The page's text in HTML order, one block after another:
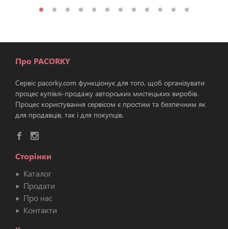
Про PACORKY
Сервіс pacorky.com функціонує для того, щоб організувати
процес купівлі-продажу авторських мистецьких виробів.
Процес користування сервісом є простим та безпечним як
для продавців, так і для покупців.
Сторінки
Каталог
Продати
Про нас
Контакти